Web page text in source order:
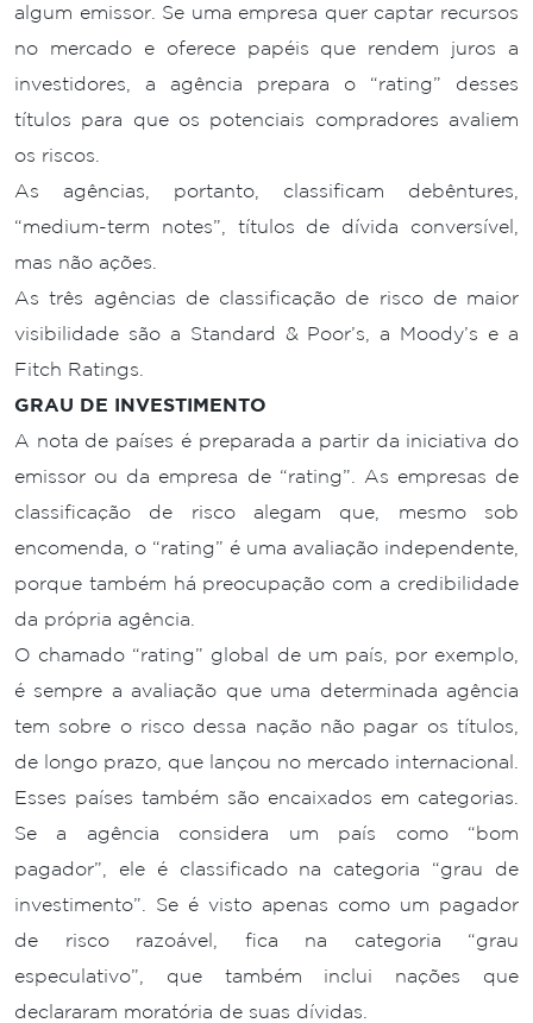
algum emissor. Se uma empresa quer captar recursos
no mercado e oferece papéis que rendem juros a
investidores, a agência prepara o “rating” desses
títulos para que os potenciais compradores avaliem
os riscos.
As agências, portanto, classificam debêntures,
“medium-term notes”, títulos de dívida conversível,
mas não ações.
As três agências de classificação de risco de maior
visibilidade são a Standard & Poor’s, a Moody’s e a
Fitch Ratings.
GRAU DE INVESTIMENTO
A nota de países é preparada a partir da iniciativa do
emissor ou da empresa de “rating”. As empresas de
classificação de risco alegam que, mesmo sob
encomenda, o “rating” é uma avaliação independente,
porque também há preocupação com a credibilidade
da própria agência.
O chamado “rating” global de um país, por exemplo,
é sempre a avaliação que uma determinada agência
tem sobre o risco dessa nação não pagar os títulos,
de longo prazo, que lançou no mercado internacional.
Esses países também são encaixados em categorias.
Se a agência considera um país como “bom
pagador”, ele é classificado na categoria “grau de
investimento”. Se é visto apenas como um pagador
de risco razoável, fica na categoria “grau
especulativo”, que também inclui nações que
declararam moratória de suas dívidas.